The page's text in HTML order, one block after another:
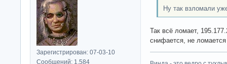
Зарегистрирован: 07-03-10
Сообщений: 1,584
Ну так взломали
Так всё ломает,
снифается, не ломается